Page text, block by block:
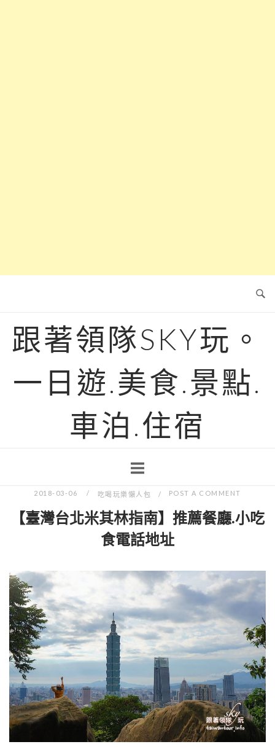
跟著領隊SKY玩。
一日遊.美食.景點.
車泊.住宿
2018-03-06 吃喝玩樂懶人包 POST A COMMENT
【臺灣台北米其林指南】推薦餐廳.小吃
食電話地址